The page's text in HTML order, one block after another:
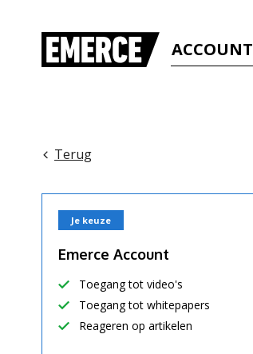
ACCOUNT
Terug
Je keuze
Emerce Account
Toegang tot video's
Toegang tot whitepapers
Reageren op artikelen